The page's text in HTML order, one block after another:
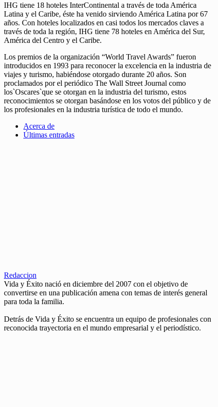
IHG tiene 18 hoteles InterContinental a través de toda América
Latina y el Caribe, éste ha venido sirviendo América Latina por 67
años. Con hoteles localizados en casi todos los mercados claves a
través de toda la región, IHG tiene 78 hoteles en América del Sur,
América del Centro y el Caribe.
Los premios de la organización “World Travel Awards” fueron
introducidos en 1993 para reconocer la excelencia en la industria de
viajes y turismo, habiéndose otorgado durante 20 años. Son
proclamados por el periódico The Wall Street Journal como
los`Oscares`que se otorgan en la industria del turismo, estos
reconocimientos se otorgan basándose en los votos del público y de
los profesionales en la industria turística de todo el mundo.
Acerca de
Últimas entradas
Redaccion
Vida y Éxito nació en diciembre del 2007 con el objetivo de
convertirse en una publicación amena con temas de interés general
para toda la familia.
Detrás de Vida y Éxito se encuentra un equipo de profesionales con
reconocida trayectoria en el mundo empresarial y el periodístico.